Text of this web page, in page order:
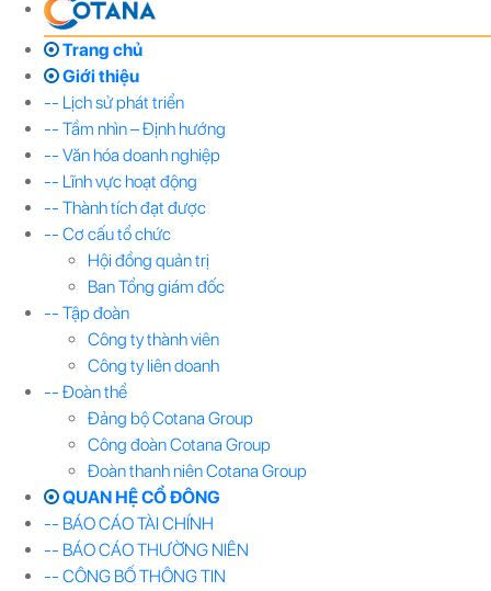
Trang chủ
Giới thiệu
-- Lịch sử phát triển
-- Tầm nhìn – Định hướng
-- Văn hóa doanh nghiệp
-- Lĩnh vực hoạt động
-- Thành tích đạt được
-- Cơ cấu tổ chức
Hội đồng quản trị
Ban Tổng giám đốc
-- Tập đoàn
Công ty thành viên
Công ty liên doanh
-- Đoàn thể
Đảng bộ Cotana Group
Công đoàn Cotana Group
Đoàn thanh niên Cotana Group
QUAN HỆ CỔ ĐÔNG
-- BÁO CÁO TÀI CHÍNH
-- BÁO CÁO THƯỜNG NIÊN
-- CÔNG BỐ THÔNG TIN